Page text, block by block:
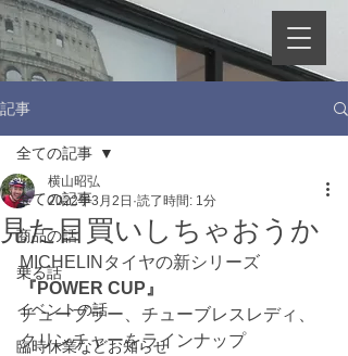
記事
全ての記事
商品の話
乗る話
イベントの話
臨時休業などお知らせ
全ての記事
見た目買いしちゃおうか
横山昭弘
2022年3月2日 読了時間: 1分
MICHELINタイヤの新シリーズ
『POWER CUP』
チューブラー、チューブレスレディ、
クリンチャーをラインナップ